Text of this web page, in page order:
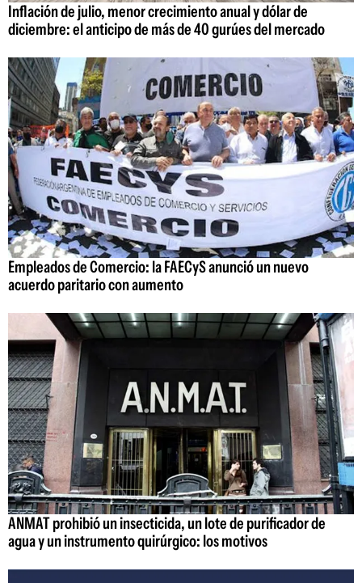
Inflación de julio, menor crecimiento anual y dólar de
diciembre: el anticipo de más de 40 gurúes del mercado
Empleados de Comercio: la FAECyS anunció un nuevo
acuerdo paritario con aumento
ANMAT prohibió un insecticida, un lote de purificador de
agua y un instrumento quirúrgico: los motivos